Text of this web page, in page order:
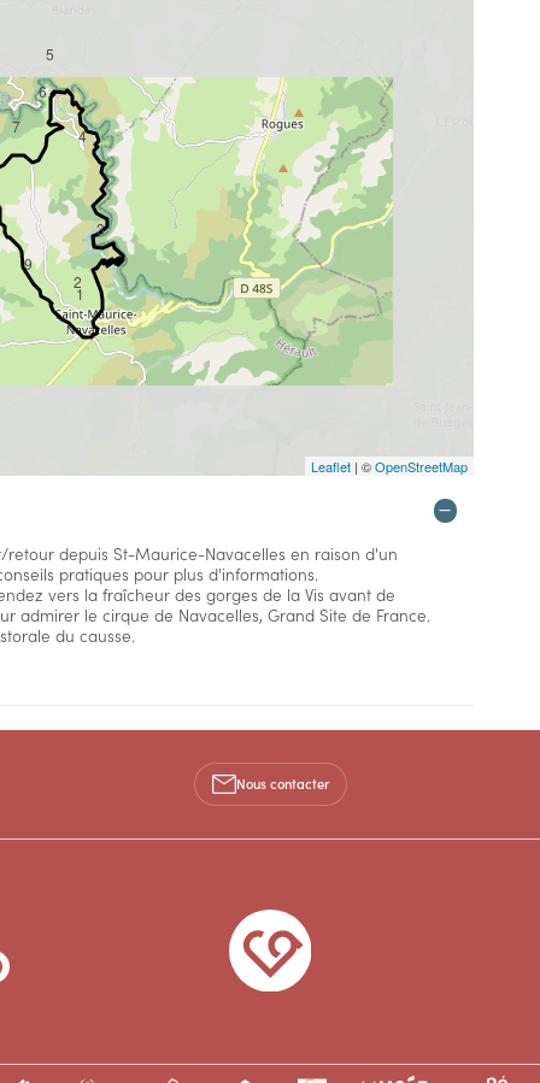
1
2
3
4
5
6
7
9
Leaflet| ©OpenStreetMap
depuis St-Maurice-Navacelles en raison d'un
pratiques pour plus d'informations.
vers la fraîcheur des gorges de la Vis avant de
admirer le cirque de Navacelles, Grand Site de France.
du causse.
Nous contacter